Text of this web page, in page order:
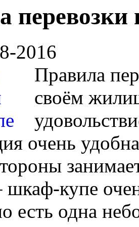
2016
Правила
своём
очень
шкаф-купе
есть одна